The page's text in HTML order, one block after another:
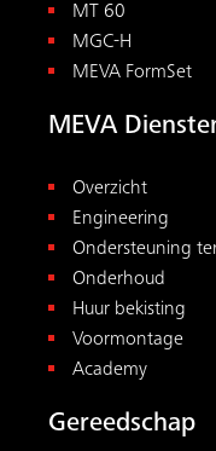
MT 60
MGC-H
MEVA FormSet
MEVA
Overzicht
Engineering
Ondersteuning
Onderhoud
Huur bekisting
Voormontage
Academy
Gereedschap